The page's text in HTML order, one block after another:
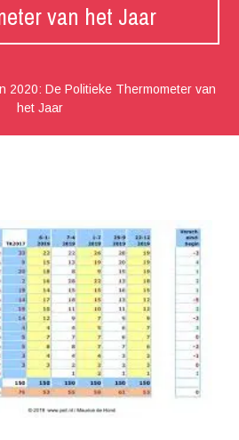
van het Jaar
2020: De Politieke Thermometer van
het Jaar